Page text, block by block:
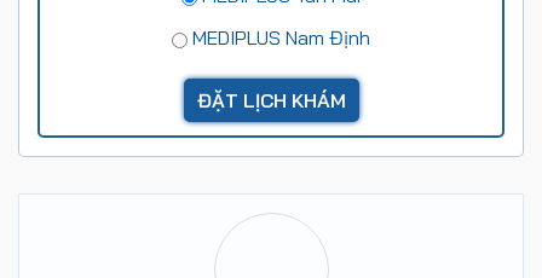
MEDIPLUS Nam Định